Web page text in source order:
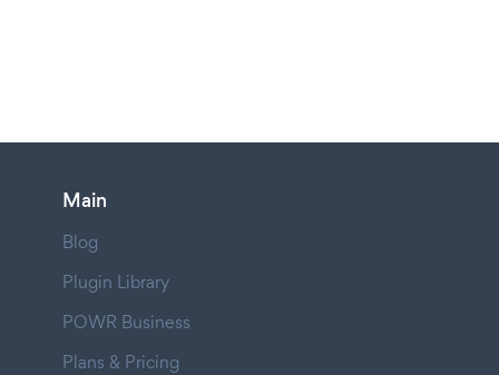
Main
Blog
Plugin Library
POWR Business
Plans & Pricing